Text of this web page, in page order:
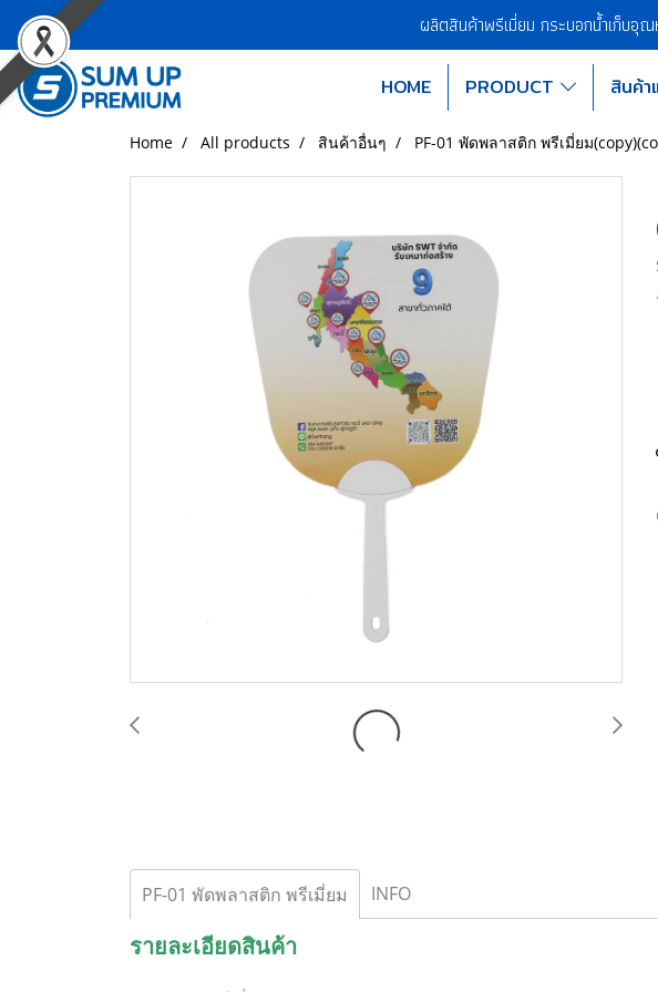
ผลิตสินค้าพรีเมี่ยม กระบอกน้ำเก็บอุ
HOME PRODUCT สินค้
Home All products สินค้าอื่นๆ PF-01 พัดพลาสติก พรีเมี่ยม
PF-01 พัดพลาสติก พรีเมี่ยม INFO
รายละเอียดสินค้า